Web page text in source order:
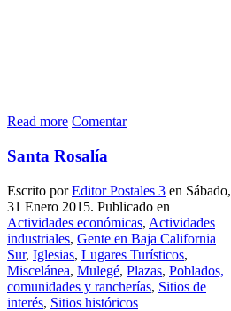
Read more Comentar
Santa Rosalía
Escrito porEditor Postales 3 en Sábado,
31 Enero 2015. Publicado en
Actividades económicas, Actividades
industriales, Gente en Baja California
Sur, Iglesias, Lugares Turísticos,
Miscelánea, Mulegé, Plazas, Poblados,
comunidades y rancherías, Sitios de
interés, Sitios históricos